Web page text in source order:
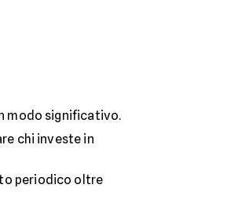
modo significativo.
chi investe in
periodico oltre